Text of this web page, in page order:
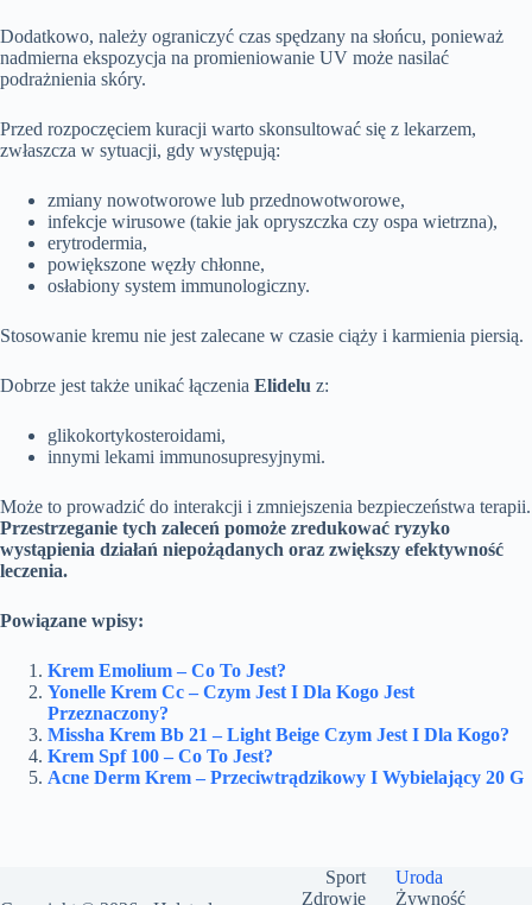
Dodatkowo, należy ograniczyć czas spędzany na słońcu, ponieważ
nadmierna ekspozycja na promieniowanie UV może nasilać
podrażnienia skóry.
Przed rozpoczęciem kuracji warto skonsultować się z lekarzem,
zwłaszcza w sytuacji, gdy występują:
zmiany nowotworowe lub przednowotworowe,
infekcje wirusowe (takie jak opryszczka czy ospa wietrzna),
erytrodermia,
powiększone węzły chłonne,
osłabiony system immunologiczny.
Stosowanie kremu nie jest zalecane w czasie ciąży i karmienia piersią.
Dobrze jest także unikać łączenia Elidelu z:
glikokortykosteroidami,
innymi lekami immunosupresyjnymi.
Może to prowadzić do interakcji i zmniejszenia bezpieczeństwa terapii.
Przestrzeganie tych zaleceń pomoże zredukować ryzyko
wystąpienia działań niepożądanych oraz zwiększy efektywność
leczenia.
Powiązane wpisy:
Krem Emolium – Co To Jest?
Yonelle Krem Cc – Czym Jest I Dla Kogo Jest
Przeznaczony?
Missha Krem Bb 21 – Light Beige Czym Jest I Dla Kogo?
Krem Spf 100 – Co To Jest?
Acne Derm Krem – Przeciwtrądzikowy I Wybielający 20 G
Sport
Uroda
Zdrowie
Żywność